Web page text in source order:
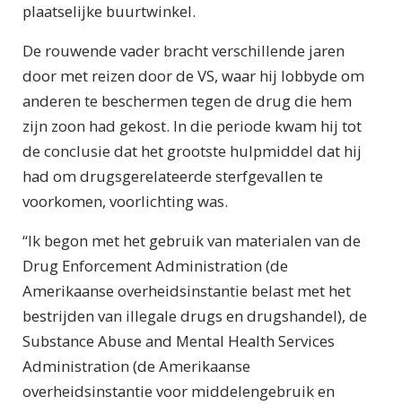
plaatselijke buurtwinkel.
De rouwende vader bracht verschillende jaren
door met reizen door de VS, waar hij lobbyde om
anderen te beschermen tegen de drug die hem
zijn zoon had gekost. In die periode kwam hij tot
de conclusie dat het grootste hulpmiddel dat hij
had om drugsgerelateerde sterfgevallen te
voorkomen, voorlichting was.
“Ik begon met het gebruik van materialen van de
Drug Enforcement Administration (de
Amerikaanse overheidsinstantie belast met het
bestrijden van illegale drugs en drugshandel), de
Substance Abuse and Mental Health Services
Administration (de Amerikaanse
overheidsinstantie voor middelengebruik en